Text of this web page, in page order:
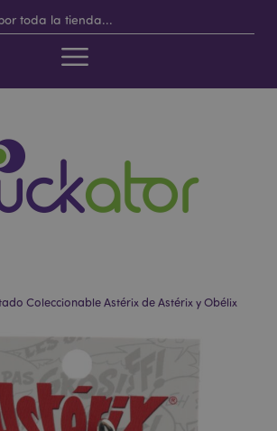
Coleccionable Astérix de Astérix y Obélix